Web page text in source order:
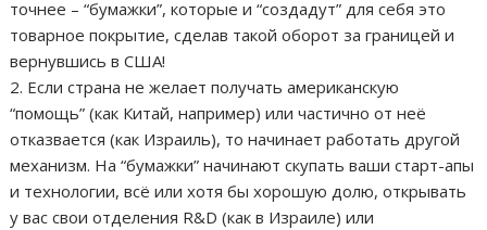
точнее – “бумажки”, которые и “создадут” для себя это
товарное покрытие, сделав такой оборот за границей и
вернувшись в США!
2. Если страна не желает получать американскую
“помощь” (как Китай, например) или частично от неё
отказвается (как Израиль), то начинает работать другой
механизм. На “бумажки” начинают скупать ваши старт-апы
и технологии, всё или хотя бы хорошую долю, открывать
у вас свои отделения R&D (как в Израиле) или